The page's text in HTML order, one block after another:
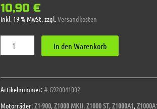
10,90 €
inkl. 19 % MwSt.zzgl.Versandkosten
Zylinder
Original
Kawasaki
In den Warenkorb
Artikelnummer:# G920041002
Motorräder:Z1-900,Z1000 MKII,Z1000 ST,Z1000A1,